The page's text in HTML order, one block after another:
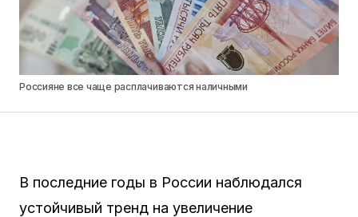
Россияне все чаще расплачиваются наличными
В последние годы в России наблюдался
устойчивый тренд на увеличение